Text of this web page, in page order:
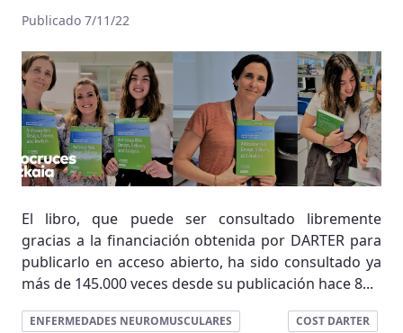
Publicado 7/11/22
El libro, que puede ser consultado libremente
gracias a la financiación obtenida por DARTER para
publicarlo en acceso abierto, ha sido consultado ya
más de 145.000 veces desde su publicación hace 8...
ENFERMEDADES NEUROMUSCULARES
COST DARTER